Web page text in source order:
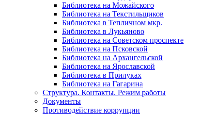
Библиотека на Можайского
Библиотека на Текстильщиков
Библиотека в Тепличном мкр.
Библиотека в Лукьяново
Библиотека на Советском проспекте
Библиотека на Псковской
Библиотека на Архангельской
Библиотека на Ярославской
Библиотека в Прилуках
Библиотека на Гагарина
Структура. Контакты. Режим работы
Документы
Противодействие коррупции